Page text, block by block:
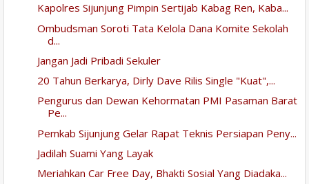
Kapolres Sijunjung Pimpin Sertijab Kabag Ren, Kaba...
Ombudsman Soroti Tata Kelola Dana Komite Sekolah
d...
Jangan Jadi Pribadi Sekuler
20 Tahun Berkarya, Dirly Dave Rilis Single "Kuat",...
Pengurus dan Dewan Kehormatan PMI Pasaman Barat
Pe...
Pemkab Sijunjung Gelar Rapat Teknis Persiapan Peny...
Jadilah Suami Yang Layak
Meriahkan Car Free Day, Bhakti Sosial Yang Diadaka...